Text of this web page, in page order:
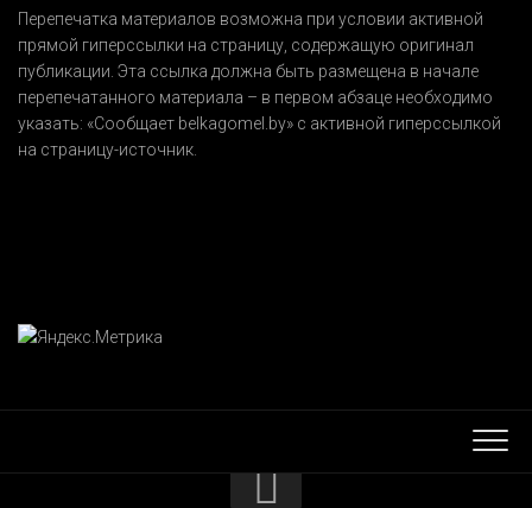
Перепечатка материалов возможна при условии активной
прямой гиперссылки на страницу, содержащую оригинал
публикации. Эта ссылка должна быть размещена в начале
перепечатанного материала – в первом абзаце необходимо
указать: «Сообщает belkagomel.by» с активной гиперссылкой
на страницу-источник.